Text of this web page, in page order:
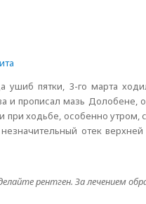
пятки, 3-го марта
и прописал мазь
при ходьбе, особенно
отек
рентген. За лечением